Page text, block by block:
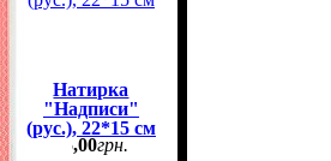
Натирка
"Надписи"
(рус.), 22*15 см
35,00грн.